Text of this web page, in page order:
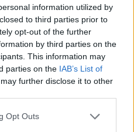
information utilized by
to third parties prior to
opt-out of the further
by third parties on the
This information may
parties on the IAB’s List of
further disclose it to other
Opt Outs
στην Ιερά Μονή
08:20
του
Συνταγές με
08:17